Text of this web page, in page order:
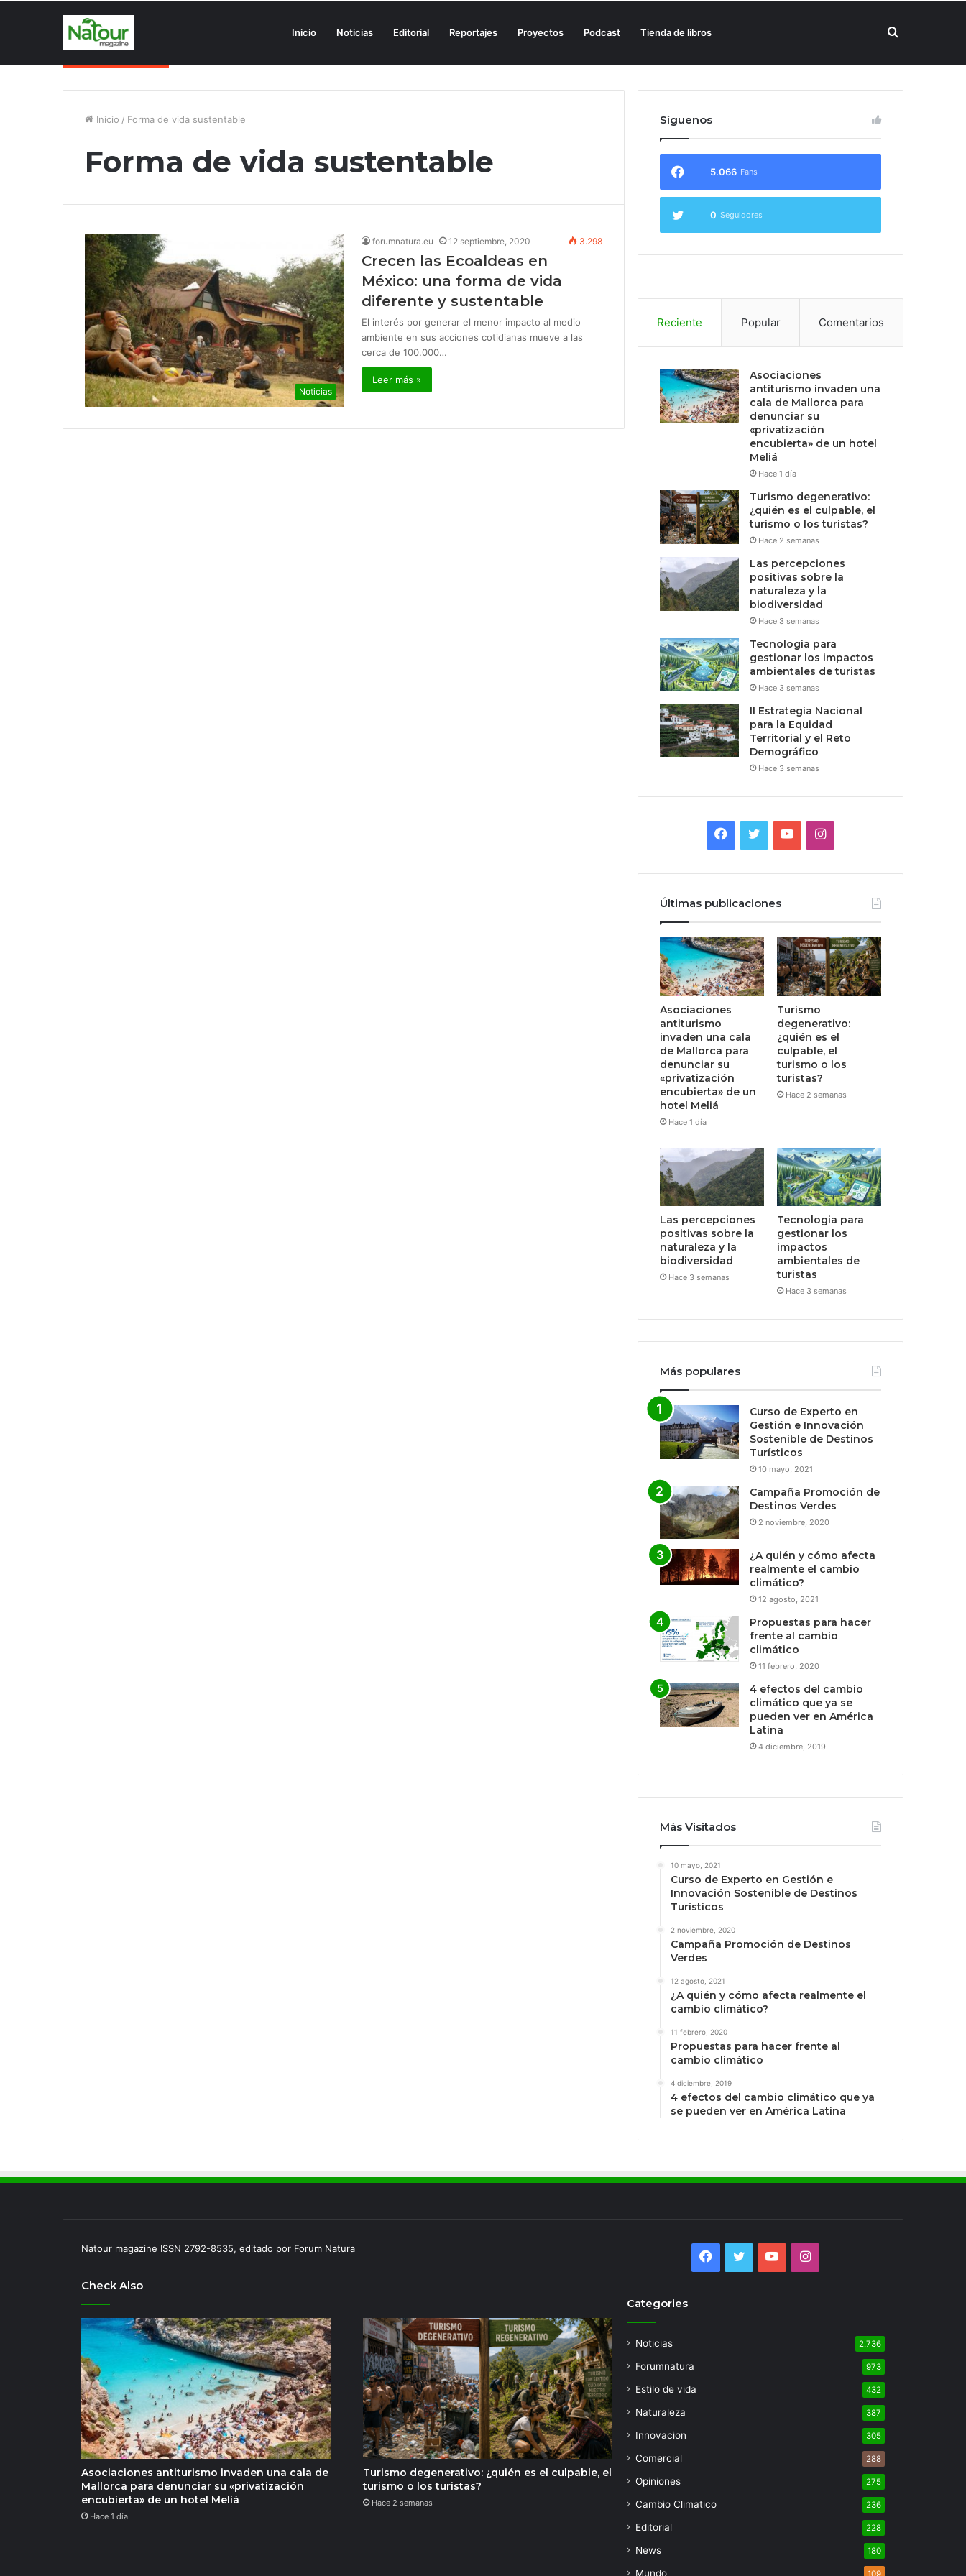
Inicio Noticias Editorial Reportajes Proyectos Podcast Tienda de libros Buscar
Inicio / Forma de vida sustentable
Forma de vida sustentable
Noticias
forumnatura.eu 12 septiembre, 2020 3.298
Crecen las Ecoaldeas en
México: una forma de vida
diferente y sustentable
El interés por generar el menor impacto al medio
ambiente en sus acciones cotidianas mueve a las
cerca de 100.000…
Leer más »
Síguenos
5.066 Fans
0 Seguidores
Reciente Popular Comentarios
Asociaciones
antiturismo invaden una
cala de Mallorca para
denunciar su
«privatización
encubierta» de un hotel
Meliá
Hace 1 día
Turismo degenerativo:
¿quién es el culpable, el
turismo o los turistas?
Hace 2 semanas
Las percepciones
positivas sobre la
naturaleza y la
biodiversidad
Hace 3 semanas
Tecnologia para
gestionar los impactos
ambientales de turistas
Hace 3 semanas
II Estrategia Nacional
para la Equidad
Territorial y el Reto
Demográfico
Hace 3 semanas
Facebook
TwitterYouTubeInstagram
Últimas publicaciones
Asociaciones
antiturismo
invaden una cala
de Mallorca para
denunciar su
«privatización
encubierta» de un
hotel Meliá
Hace 1 día
Turismo
degenerativo:
¿quién es el
culpable, el
turismo o los
turistas?
Hace 2 semanas
Las percepciones
positivas sobre la
naturaleza y la
biodiversidad
Hace 3 semanas
Tecnologia para
gestionar los
impactos
ambientales de
turistas
Hace 3 semanas
Más populares
Curso de Experto en
Gestión e Innovación
Sostenible de Destinos
Turísticos
10 mayo, 2021
Campaña Promoción de
Destinos Verdes
2 noviembre, 2020
¿A quién y cómo afecta
realmente el cambio
climático?
12 agosto, 2021
Propuestas para hacer
frente al cambio
climático
11 febrero, 2020
4 efectos del cambio
climático que ya se
pueden ver en América
Latina
4 diciembre, 2019
Más Visitados
10 mayo, 2021
Curso de Experto en Gestión e
Innovación Sostenible de Destinos
Turísticos
2 noviembre, 2020
Campaña Promoción de Destinos
Verdes
12 agosto, 2021
¿A quién y cómo afecta realmente el
cambio climático?
11 febrero, 2020
Propuestas para hacer frente al
cambio climático
4 diciembre, 2019
4 efectos del cambio climático que ya
se pueden ver en América Latina
Natour magazine ISSN 2792-8535, editado por Forum Natura
Check Also
Asociaciones antiturismo invaden una cala de
Mallorca para denunciar su «privatización
encubierta» de un hotel Meliá
Hace 1 día
Turismo degenerativo: ¿quién es el culpable, el
turismo o los turistas?
Hace 2 semanas
Facebook
TwitterYouTubeInstagram
Categories
Noticias 2.736
Forumnatura 973
Estilo de vida 432
Naturaleza 387
Innovacion 305
Comercial 288
Opiniones 275
Cambio Climatico 236
Editorial 228
News 180
Mundo 109